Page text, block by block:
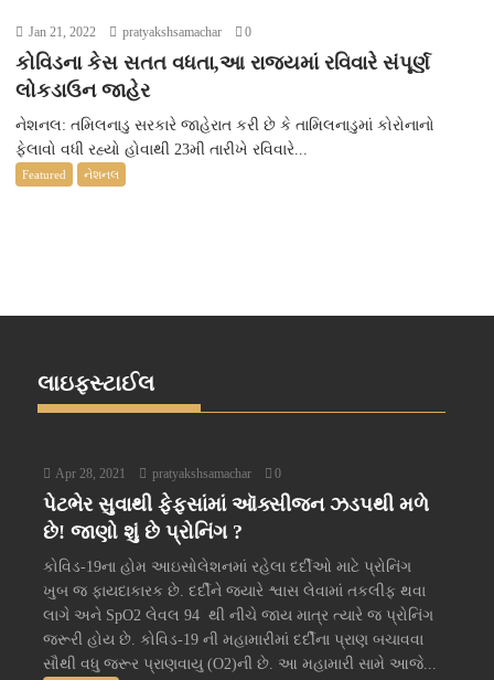
Jan 21, 2022 pratyakshsamachar 0
કોવિડના કેસ સતત વધતા,આ રાજ્યમાં રવિવારે સંપૂર્ણ
લોકડાઉન જાહેર
નેશનલ: તમિલનાડુ સરકારે જાહેરાત કરી છે કે તામિલનાડુમાં કોરોનાનો
ફેલાવો વધી રહ્યો હોવાથી 23મી તારીખે રવિવારે...
Featured નેશનલ
લાઇફસ્ટાઈલ
Apr 28, 2021 pratyakshsamachar 0
પેટભેર સુવાથી ફેફસાંમાં ઑક્સીજન ઝડપથી મળે
છે! જાણો શું છે પ્રોનિંગ ?
કોવિડ-19ના હોમ આઇસોલેશનમાં રહેલા દર્દીઓ માટે પ્રોનિંગ
ખુબ જ ફાયદાકારક છે. દર્દીને જ્યારે શ્વાસ લેવામાં તકલીફ થવા
લાગે અને SpO2 લેવલ 94 થી નીચે જાય માત્ર ત્યારે જ પ્રોનિંગ
જરૂરી હોય છે. કોવિડ-19 ની મહામારીમાં દર્દીના પ્રાણ બચાવવા
સૌથી વધુ જરૂર પ્રાણવાયુ (O2)ની છે. આ મહામારી સામે આજે...